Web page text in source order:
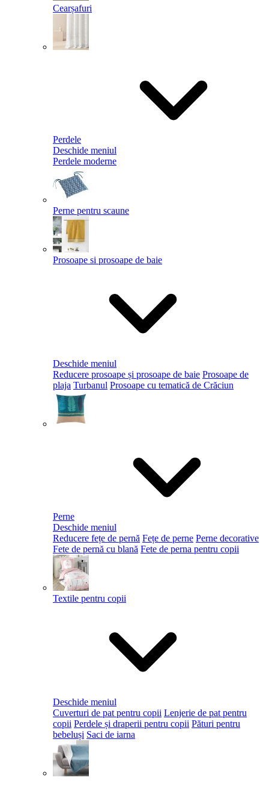
Cearșafuri
Perdele
Deschide meniul
Perdele moderne
Perne pentru scaune
Prosoape si prosoape de baie
Deschide meniul
Reducere prosoape și prosoape de baie Prosoape de
plaja Turbanul Prosoape cu tematică de Crăciun
Perne
Deschide meniul
Reducere fețe de pernă Fețe de perne Perne decorative
Fete de pernă cu blană Fete de perna pentru copii
Textile pentru copii
Deschide meniul
Cuverturi de pat pentru copii Lenjerie de pat pentru
copii Perdele și draperii pentru copii Pături pentru
bebeluși Saci de iarna